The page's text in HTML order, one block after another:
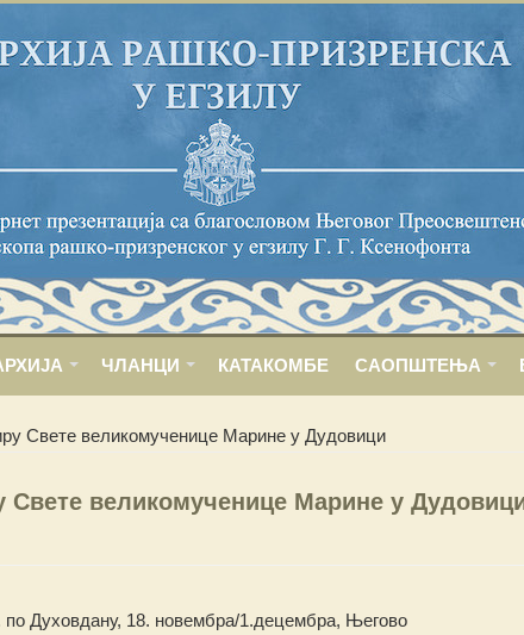
ЧЛАНЦИ КАТАКОМБЕ САОПШТЕЊА
Свете великомученице Марине у Дудовици
великомученице Марине у
Духовдану, 18. новембра/1.децембра, Његово